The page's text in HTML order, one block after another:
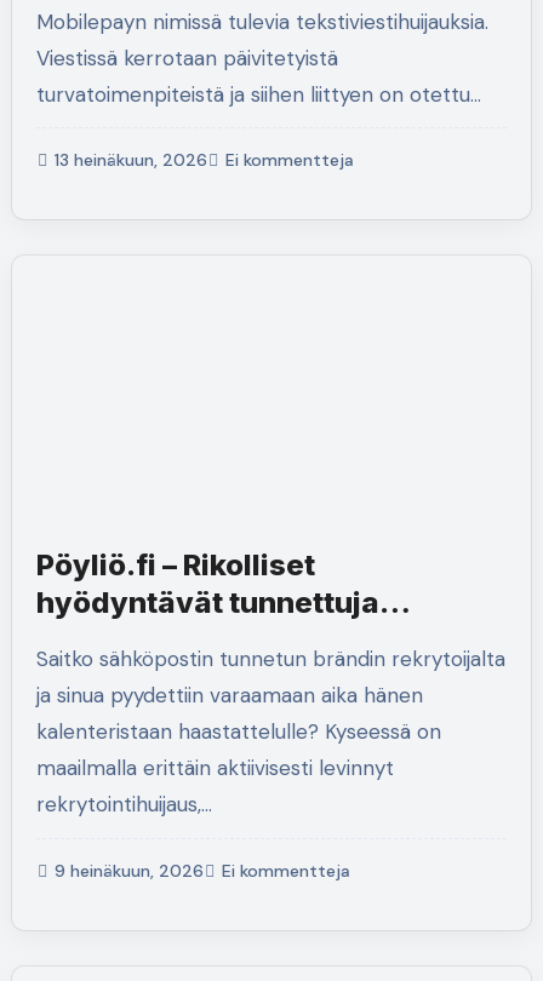
Mobilepayn nimissä tulevia tekstiviestihuijauksia.
Viestissä kerrotaan päivitetyistä
turvatoimenpiteistä ja siihen liittyen on otettu…
13 heinäkuun, 2026 Ei kommentteja
Pöyliö.fi – Rikolliset
hyödyntävät tunnettuja
rekrytointihuijauksissa
Saitko sähköpostin tunnetun brändin rekrytoijalta
ja sinua pyydettiin varaamaan aika hänen
kalenteristaan haastattelulle? Kyseessä on
maailmalla erittäin aktiivisesti levinnyt
rekrytointihuijaus,…
9 heinäkuun, 2026 Ei kommentteja